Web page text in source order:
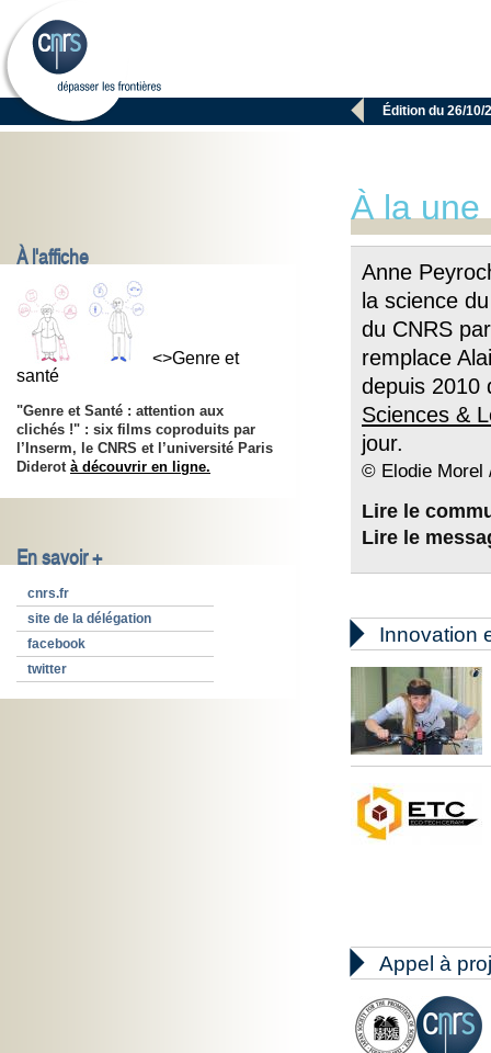
 Édition du 26/10/
À l'affiche
<>Genre et
santé
"Genre et Santé : attention aux
clichés !" : six films coproduits par
l’Inserm, le CNRS et l’université Paris
Diderot à découvrir en ligne.
En savoir +
cnrs.fr
site de la délégation
facebook
twitter
À la une
Anne
la science
du CNRS
remplace
depuis 2010
Sciences &
jour.
© Elodie Morel
Lire le
Lire le
 Innovation
 Appel à